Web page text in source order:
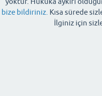
bize bildiriniz. Kısa sürede
İlginiz için